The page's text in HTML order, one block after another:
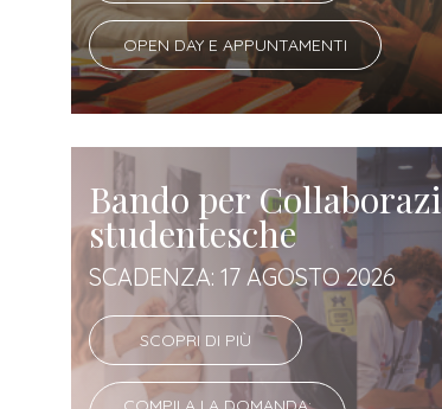
OPEN DAY E APPUNTAMENTI
Bando per
studentesche
SCADENZA: 17 AGOSTO 2026
SCOPRI DI PIÙ